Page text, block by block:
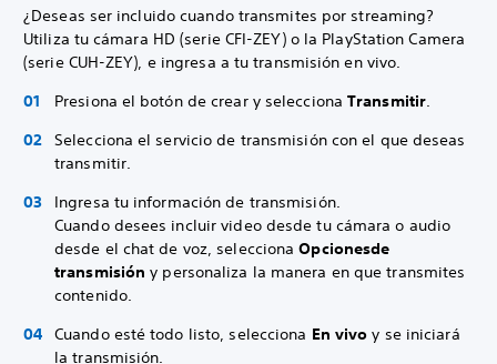
¿Deseas ser incluido cuando transmites por streaming?
Utiliza tu cámara HD (serie CFI-ZEY) o la PlayStation Camera
(serie CUH-ZEY), e ingresa a tu transmisión en vivo.
Presiona el botón de crear y selecciona Transmitir.
Selecciona el servicio de transmisión con el que deseas
transmitir.
Ingresa tu información de transmisión.
Cuando desees incluir video desde tu cámara o audio
desde el chat de voz, seleccionaOpcionesde
transmisióny personaliza la manera en que transmites
contenido.
Cuando esté todo listo, selecciona En vivo y se iniciará
la transmisión.